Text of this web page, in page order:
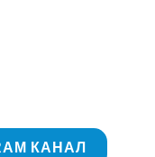
КАНАЛ